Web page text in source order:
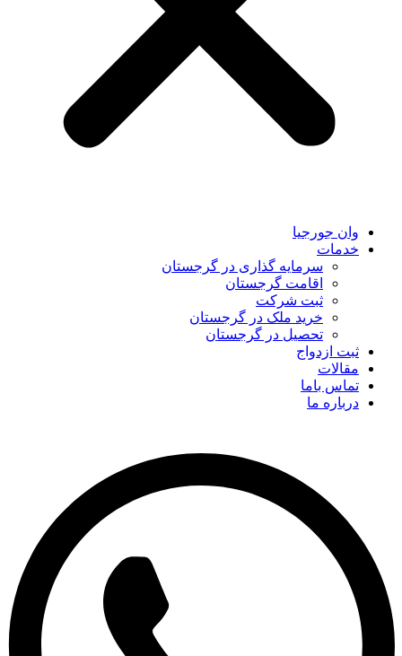
وان جورجیا
خدمات
سرمایه گذاری در گرجستان
اقامت گرجستان
ثبت شرکت
خرید ملک در گرجستان
تحصیل در گرجستان
ثبت ازدواج
مقالات
تماس باما
درباره ما